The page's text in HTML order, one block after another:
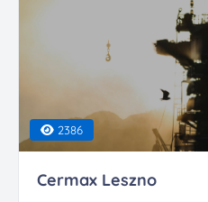
2386
Cermax Leszno